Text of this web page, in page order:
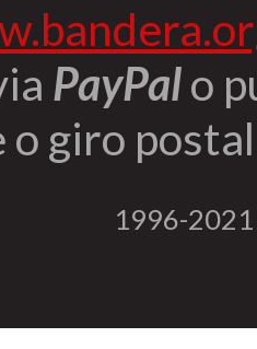
PayPalo
o giro
1996-